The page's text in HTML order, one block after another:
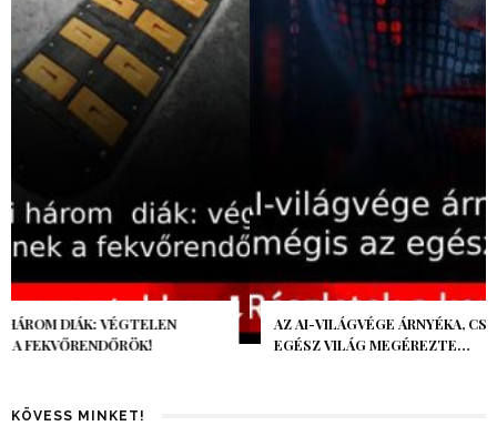
AZ AI-VILÁGVÉGE ÁRNYÉKA, CSAK PÁR ÓRA VOLT, MÉGIS AZ
EGÉSZ VILÁG MEGÉREZTE…
KÖVESS MINKET!